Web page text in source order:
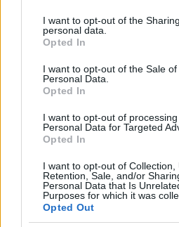
not limited to your visit or usage
grant or deny consent to Google
use your data for below specified
consent section.
I want to opt-out of the
personal data.
Opted In
I want to opt-out of the Sale of
Personal Data.
Opted In
I want to opt-out of
Personal Data for Targeted
Opted In
I want to opt-out of Collection,
Retention, Sale, and/or
Personal Data that Is
Purposes for which it was
Opted Out
Aki amúgy azóta is együtt van
Jön még